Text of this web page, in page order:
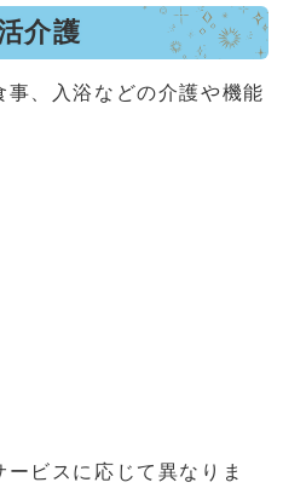
介護
、入浴などの介護や機能
ビスに応じて異なりま